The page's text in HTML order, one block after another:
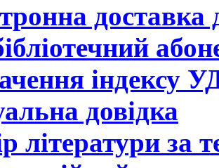
індексу
довідка
літератури за